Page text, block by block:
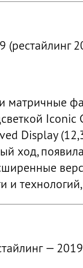
матричные
Iconic
Display
ход,
и
—